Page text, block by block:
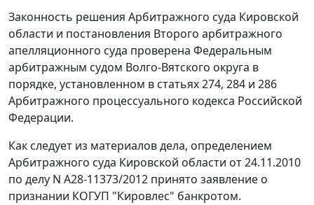
Законность решения Арбитражного суда Кировской
области и постановления Второго арбитражного
апелляционного суда проверена Федеральным
арбитражным судом Волго-Вятского округа в
порядке, установленном в статьях 274, 284 и 286
Арбитражного процессуального кодекса Российской
Федерации.
Как следует из материалов дела, определением
Арбитражного суда Кировской области от 24.11.2010
по делу N А28-11373/2012 принято заявление о
признании КОГУП "Кировлес" банкротом.